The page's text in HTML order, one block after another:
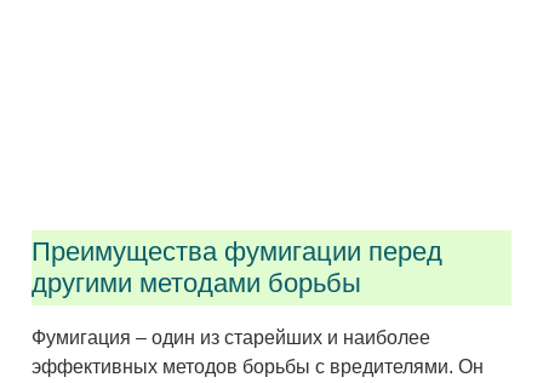
Преимущества фумигации перед
другими методами борьбы
Фумигация – один из старейших и наиболее
эффективных методов борьбы с вредителями. Он